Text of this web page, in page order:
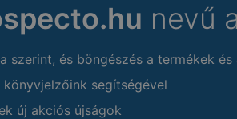
nevű
szerint, és böngészés a termékek
segítségével
új akciós újságok